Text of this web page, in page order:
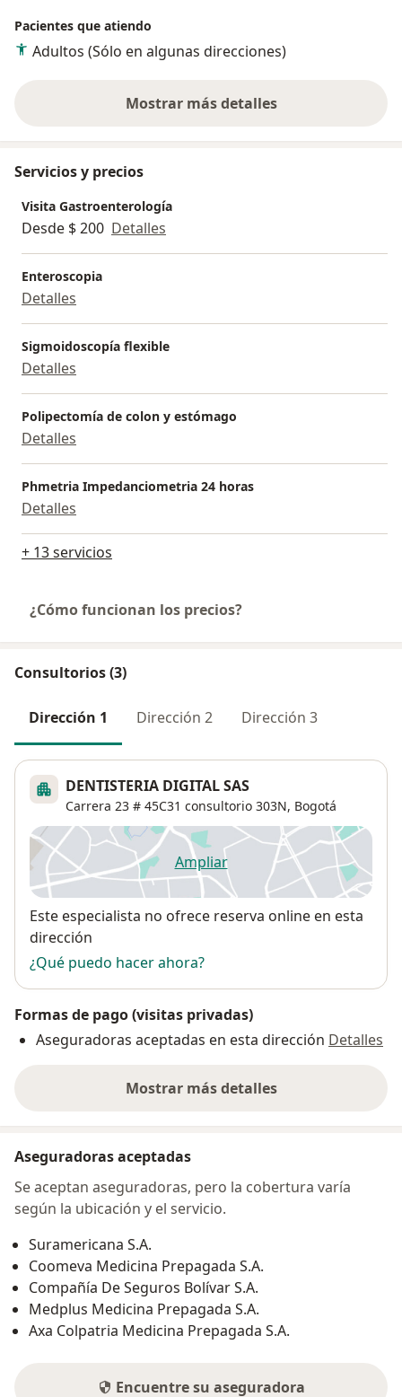
Pacientes que atiendo
Adultos (Sólo en algunas direcciones)
Mostrar más detalles
sobre la experiencia
Servicios y precios
Visita Gastroenterología
Desde $ 200 Detalles
Enteroscopia
Detalles
Sigmoidoscopía flexible
Detalles
Polipectomía de colon y estómago
Detalles
Phmetria Impedanciometria 24 horas
Detalles
+ 13 servicios
¿Cómo funcionan los precios?
Consultorios (3)
Dirección 1 Dirección 2 Dirección 3
DENTISTERIA DIGITAL SAS
Carrera 23 # 45C31 consultorio 303N, Bogotá
Ampliarse abre en una nueva
Disponibilidad
Este especialista no ofrece reserva online en esta
dirección
¿Qué puedo hacer ahora?
Formas de pago (visitas privadas)
Aseguradoras aceptadas en esta dirección Detalles
Mostrar más detalles
sobre la dirección
Aseguradoras aceptadas
Se aceptan aseguradoras, pero la cobertura varía
según la ubicación y el servicio.
Suramericana S.A.
Coomeva Medicina Prepagada S.A.
Compañía De Seguros Bolívar S.A.
Medplus Medicina Prepagada S.A.
Axa Colpatria Medicina Prepagada S.A.
Encuentre su aseguradora